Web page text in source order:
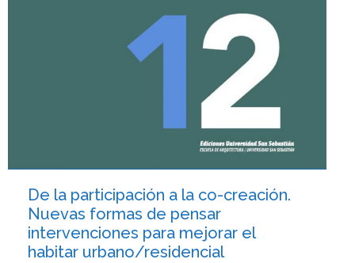
De la participación a la co-creación.
Nuevas formas de pensar
intervenciones para mejorar el
habitar urbano/residencial